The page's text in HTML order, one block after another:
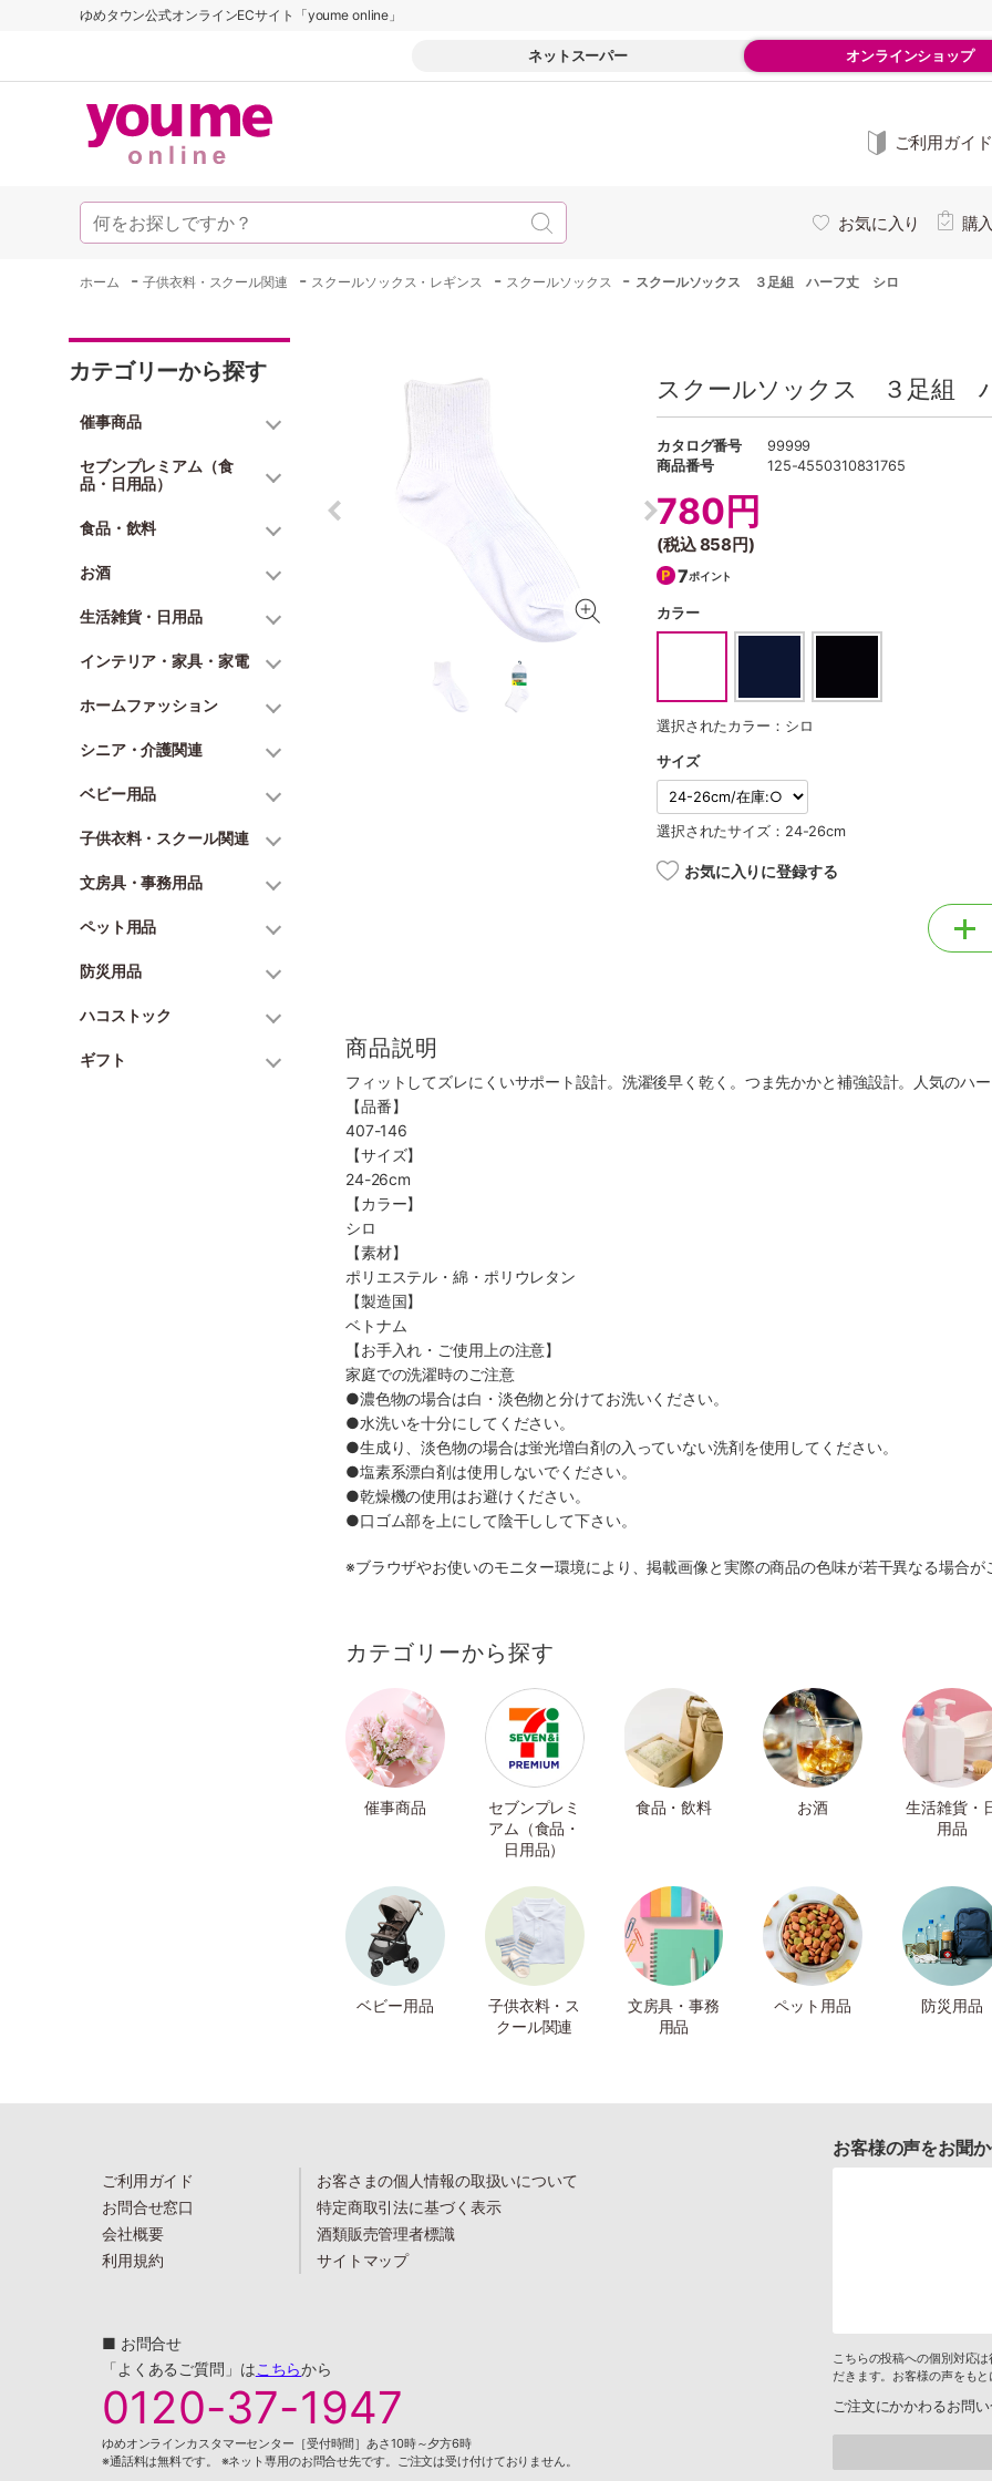
ゆめタウン公式オンラインECサイト「youme online」
ネットスーパー オンラインショップ
ご利用ガイド
お気に入り 購
ホーム -子供衣料・スクール関連 - スクールソックス・レギンス - スクールソックス - スクールソックス ３足組 ハーフ丈 シロ
カテゴリーから探す
催事商品
セブンプレミアム（食
品・日用品）
食品・飲料
お酒
生活雑貨・日用品
インテリア・家具・家電
ホームファッション
シニア・介護関連
ベビー用品
子供衣料・スクール関連
文房具・事務用品
ペット用品
防災用品
ハコストック
ギフト
スクールソックス ３足組
カタログ番号
99999
商品番号
125-4550310831765
780円
(税込858円)
7ポイント
カラー
選択されたカラー：シロ
サイズ
選択されたサイズ：24-26cm
お気に入りに登録する
商品説明
フィットしてズレにくいサポート設計。洗濯後早く乾く。つま先かかと補強設計。人気のハ
【品番】
407-146
【サイズ】
24-26cm
【カラー】
シロ
【素材】
ポリエステル・綿・ポリウレタン
【製造国】
ベトナム
【お手入れ・ご使用上の注意】
家庭での洗濯時のご注意
●濃色物の場合は白・淡色物と分けてお洗いください。
●水洗いを十分にしてください。
●生成り、淡色物の場合は蛍光増白剤の入っていない洗剤を使用してください。
●塩素系漂白剤は使用しないでください。
●乾燥機の使用はお避けください。
●口ゴム部を上にして陰干しして下さい。
※ブラウザやお使いのモニター環境により、掲載画像と実際の商品の色味が若干異なる場合が
カテゴリーから探す
催事商品
セブンプレミ
アム（食品・
日用品）
食品・飲料 お酒
生活雑貨・
用品
ベビー用品
子供衣料・ス
クール関連
文房具・事務
用品
ペット用品 防災用品
ご利用ガイド
お問合せ窓口
会社概要
利用規約
お客さまの個人情報の取扱いについて
特定商取引法に基づく表示
酒類販売管理者標識
サイトマップ
■ お問合せ
「よくあるご質問」はこちらから
0120-37-1947
ゆめオンラインカスタマーセンター［受付時間］あさ10時～夕方6時
※通話料は無料です。 ※ネット専用のお問合せ先です。ご注文は受け付けておりません。
お客様の声をお聞
こちらの投稿への個別対応
だきます。お客様の声をも
ご注文にかかわるお問